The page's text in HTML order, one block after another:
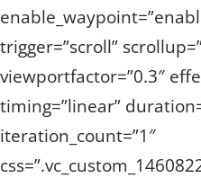
trigger=”scroll”
viewportfactor=”0.3″
timing=”linear”
iteration_count=”1″